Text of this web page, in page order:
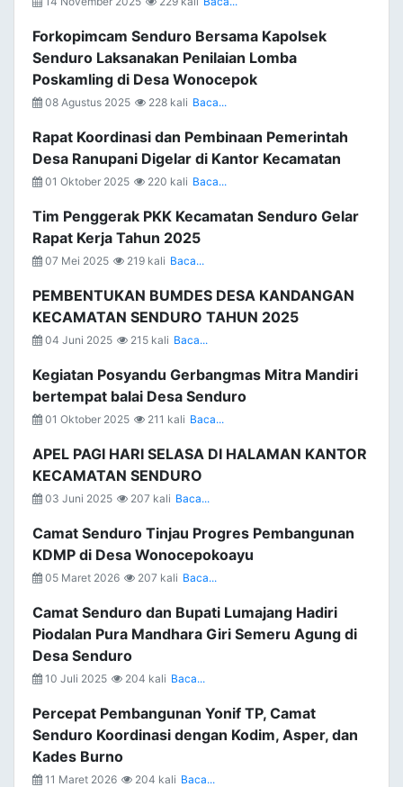
Forkopimcam Senduro Bersama Kapolsek
Senduro Laksanakan Penilaian Lomba
Poskamling di Desa Wonocepok
08 Agustus 2025 228 kali Baca...
Rapat Koordinasi dan Pembinaan Pemerintah
Desa Ranupani Digelar di Kantor Kecamatan
01 Oktober 2025 220 kali Baca...
Tim Penggerak PKK Kecamatan Senduro Gelar
Rapat Kerja Tahun 2025
07 Mei 2025 219 kali Baca...
PEMBENTUKAN BUMDES DESA KANDANGAN
KECAMATAN SENDURO TAHUN 2025
04 Juni 2025 215 kali Baca...
Kegiatan Posyandu Gerbangmas Mitra Mandiri
bertempat balai Desa Senduro
01 Oktober 2025 211 kali Baca...
APEL PAGI HARI SELASA DI HALAMAN KANTOR
KECAMATAN SENDURO
03 Juni 2025 207 kali Baca...
Camat Senduro Tinjau Progres Pembangunan
KDMP di Desa Wonocepokoayu
05 Maret 2026 207 kali Baca...
Camat Senduro dan Bupati Lumajang Hadiri
Piodalan Pura Mandhara Giri Semeru Agung di
Desa Senduro
10 Juli 2025 204 kali Baca...
Percepat Pembangunan Yonif TP, Camat
Senduro Koordinasi dengan Kodim, Asper, dan
Kades Burno
11 Maret 2026 204 kali Baca...